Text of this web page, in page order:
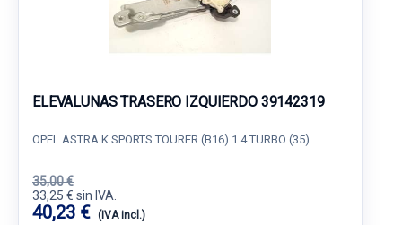
ELEVALUNAS TRASERO IZQUIERDO 39142319
OPEL ASTRA K SPORTS TOURER (B16) 1.4 TURBO (35)
35,00 €
33,25 € sin IVA.
40,23 € (IVA incl.)